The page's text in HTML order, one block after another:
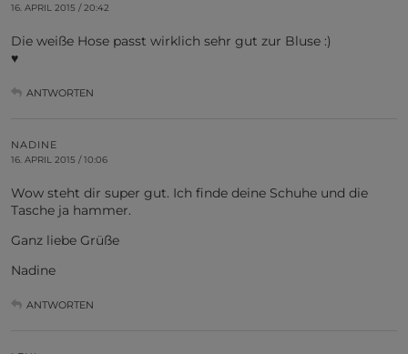
16. APRIL 2015 / 20:42
Die weiße Hose passt wirklich sehr gut zur Bluse :)
♥
ANTWORTEN
NADINE
16. APRIL 2015 / 10:06
Wow steht dir super gut. Ich finde deine Schuhe und die
Tasche ja hammer.
Ganz liebe Grüße
Nadine
ANTWORTEN